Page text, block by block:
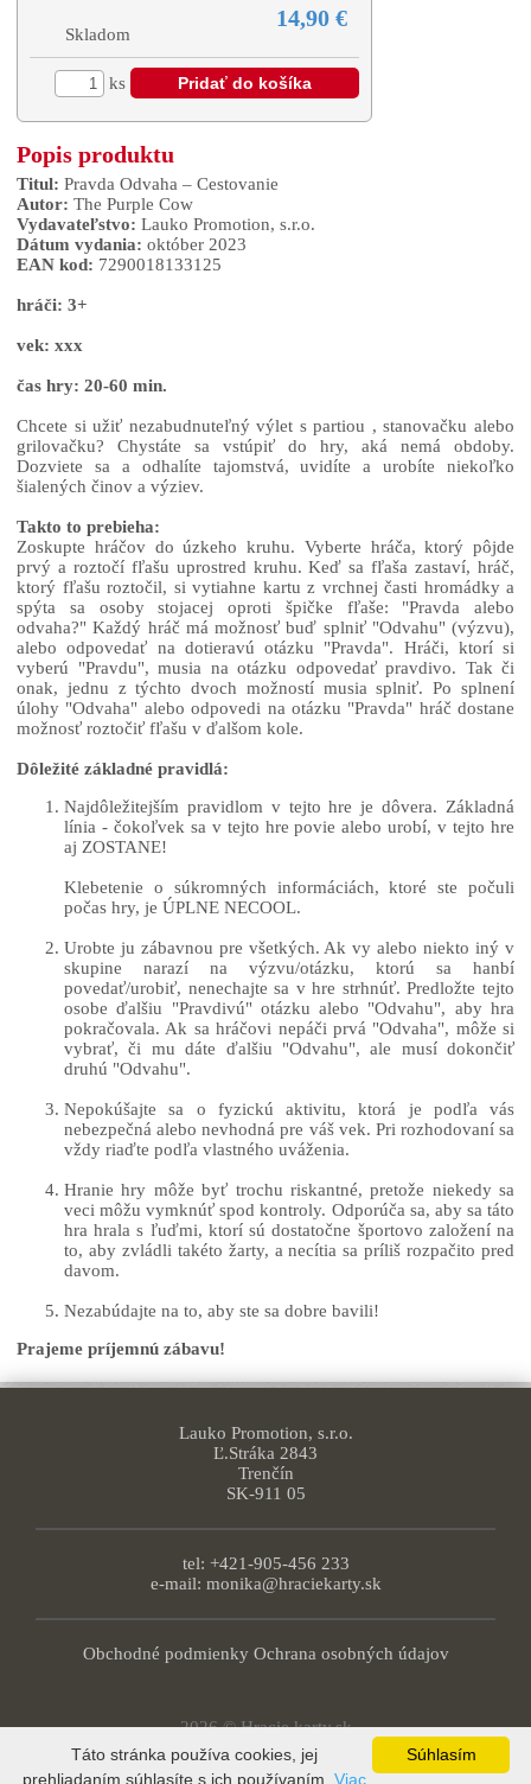
Skladom
14,90 €
ks
Popis produktu
Titul: Pravda Odvaha – Cestovanie
Autor: The Purple Cow
Vydavateľstvo: Lauko Promotion, s.r.o.
Dátum vydania: október 2023
EAN kod: 7290018133125
hráči: 3+
vek: xxx
čas hry: 20-60 min.
Chcete si užiť nezabudnuteľný výlet s partiou , stanovačku alebo
grilovačku? Chystáte sa vstúpiť do hry, aká nemá obdoby.
Dozviete sa a odhalíte tajomstvá, uvidíte a urobíte niekoľko
šialených činov a výziev.
Takto to prebieha:
Zoskupte hráčov do úzkeho kruhu. Vyberte hráča, ktorý pôjde
prvý a roztočí fľašu uprostred kruhu. Keď sa fľaša zastaví, hráč,
ktorý fľašu roztočil, si vytiahne kartu z vrchnej časti hromádky a
spýta sa osoby stojacej oproti špičke fľaše: "Pravda alebo
odvaha?" Každý hráč má možnosť buď splniť "Odvahu" (výzvu),
alebo odpovedať na dotieravú otázku "Pravda". Hráči, ktorí si
vyberú "Pravdu", musia na otázku odpovedať pravdivo. Tak či
onak, jednu z týchto dvoch možností musia splniť. Po splnení
úlohy "Odvaha" alebo odpovedi na otázku "Pravda" hráč dostane
možnosť roztočiť fľašu v ďalšom kole.
Dôležité základné pravidlá:
Najdôležitejším pravidlom v tejto hre je dôvera. Základná
línia - čokoľvek sa v tejto hre povie alebo urobí, v tejto hre
aj ZOSTANE!
Klebetenie o súkromných informáciách, ktoré ste počuli
počas hry, je ÚPLNE NECOOL.
Urobte ju zábavnou pre všetkých. Ak vy alebo niekto iný v
skupine narazí na výzvu/otázku, ktorú sa hanbí
povedať/urobiť, nenechajte sa v hre strhnúť. Predložte tejto
osobe ďalšiu "Pravdivú" otázku alebo "Odvahu", aby hra
pokračovala. Ak sa hráčovi nepáči prvá "Odvaha", môže si
vybrať, či mu dáte ďalšiu "Odvahu", ale musí dokončiť
druhú "Odvahu".
Nepokúšajte sa o fyzickú aktivitu, ktorá je podľa vás
nebezpečná alebo nevhodná pre váš vek. Pri rozhodovaní sa
vždy riaďte podľa vlastného uváženia.
Hranie hry môže byť trochu riskantné, pretože niekedy sa
veci môžu vymknúť spod kontroly. Odporúča sa, aby sa táto
hra hrala s ľuďmi, ktorí sú dostatočne športovo založení na
to, aby zvládli takéto žarty, a necítia sa príliš rozpačito pred
davom.
Nezabúdajte na to, aby ste sa dobre bavili!
Prajeme príjemnú zábavu!
Lauko Promotion, s.r.o.
Ľ.Stráka 2843
Trenčín
SK-911 05
tel: +421-905-456 233
e-mail: monika@hraciekarty.sk
Obchodné podmienky Ochrana osobných údajov
2026 © Hracie karty.sk
Súhlasím
Táto stránka používa cookies, jej
prehliadaním súhlasíte s ich používaním. Viac